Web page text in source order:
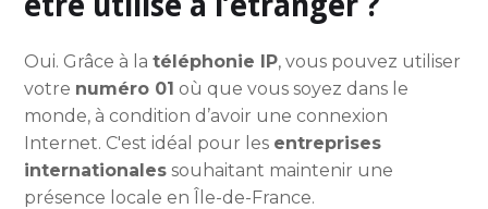
Oui. Grâce à latéléphonie IP, vous pouvez utiliser
votre numéro 01 où que vous soyez dans le
monde, à condition d’avoir une connexion
Internet. C'est idéal pour les entreprises
internationales souhaitant maintenir une
présence locale en Île-de-France.